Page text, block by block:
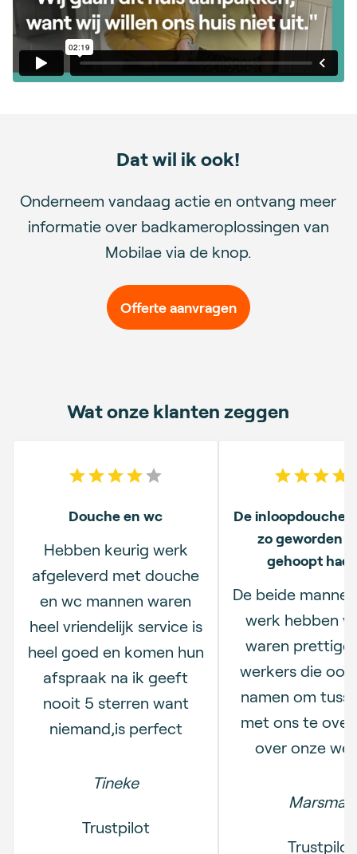
Dat wil ik ook!
Onderneem vandaag actie en ontvang meer
informatie over badkameroplossingen van
Mobilae via de knop.
Offerte aanvragen
Wat onze klanten zeggen
4 out of 5 stars
Douche en wc
Hebben keurig werk
afgeleverd met douche
en wc mannen waren
heel vriendelijk service is
heel goed en komen hun
afspraak na ik geeft
nooit 5 sterren want
niemand,is perfect
Tineke
Trustpilot
5 out
De inloopdouche
zo geworden
gehoopt
De beide
werk hebben
waren prettige
werkers die
namen om
met ons te
over onze
Marsman
Trustpilot